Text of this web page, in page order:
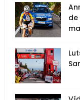
de